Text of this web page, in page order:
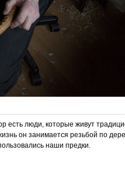
есть люди, которые живут
он занимается резьбой по
наши предки.